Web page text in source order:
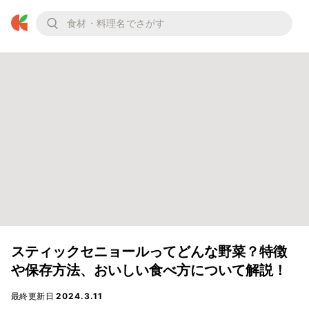
スティックセニョールってどんな野菜？特徴
や保存方法、おいしい食べ方について解説！
最終更新日2024.3.11